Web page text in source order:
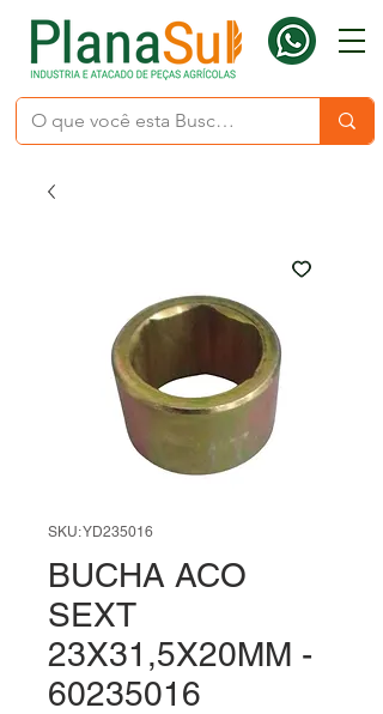
SKU: YD235016
BUCHA ACO
SEXT
23X31,5X20MM -
60235016